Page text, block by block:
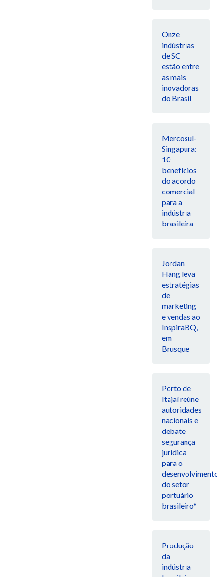
Onze
indústrias
de SC
estão entre
as mais
inovadoras
do Brasil
Mercosul-
Singapura:
10
benefícios
do acordo
comercial
para a
indústria
brasileira
Jordan
Hang leva
estratégias
de
marketing
e vendas ao
InspiraBQ,
em
Brusque
Porto de
Itajaí reúne
autoridades
nacionais e
debate
segurança
jurídica
para o
do setor
portuário
brasileiro*
Produção
da
indústria